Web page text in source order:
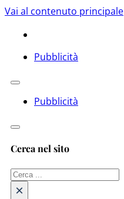
Vai al contenuto principale
Pubblicità
Pubblicità
Cerca nel sito
Cerca
×